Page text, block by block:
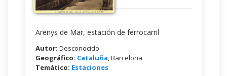
Arenys de Mar, estación de ferrocarril
Autor: Desconocido
Geográfico: Cataluña, Barcelona
Temático: Estaciones